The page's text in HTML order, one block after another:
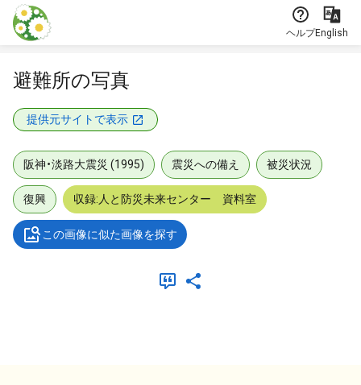
本文に飛ぶ
ヘルプEnglish
避難所の写真
提供元サイトで表示
阪神・淡路大震災 (1995) 震災への備え 被災状況
復興 収録:人と防災未来センター 資料室
この画像に似た画像を探す